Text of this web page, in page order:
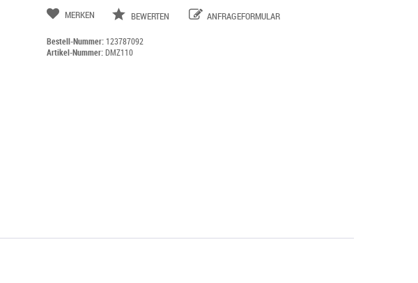
MERKEN BEWERTEN ANFRAGEFORMULAR
Bestell-Nummer:123787092
Artikel-Nummer:DMZ110